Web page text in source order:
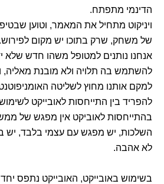
הדינמי מתפתח.
ויניקוט מתחיל את המאמר, וטוען
של משחק, שרק בתוכו יש מקום
אנחנו נותנים למטופל משהו חדש שלא
להשתמש בה תלויה ולא מובנת מאליה,
למקם אותנו מחוץ לשליטה
להפריד בין התייחסות לאובייקט
בהתייחסות לאוביקט אין מפגש של
השלכות, יש מפגש עם עצמי בלבד, יש
לא אהבה.
בשימוש באובייקט, האובייקט נתפס